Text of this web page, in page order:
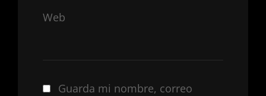
Web
Guarda mi nombre, correo